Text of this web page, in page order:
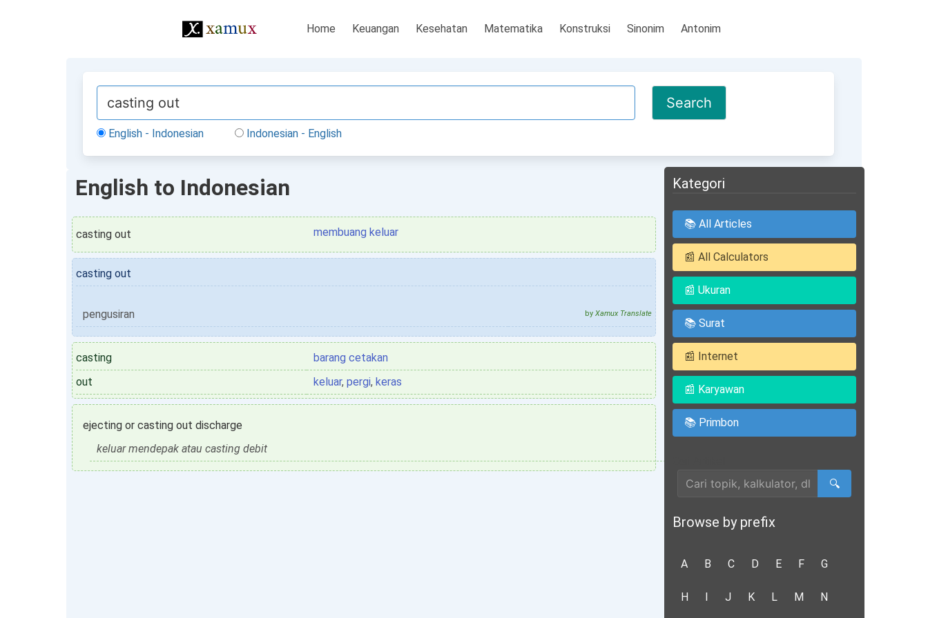
Home Keuangan Kesehatan Matematika Konstruksi Sinonim Antonim
English - Indonesian Indonesian - English
English to Indonesian
casting out membuang keluar
casting out
pengusiran by Xamux Translate
casting
barang cetakan
out
keluar, pergi, keras
ejecting or casting out discharge
keluar mendepak atau casting debit
Kategori
📚 All Articles
📰 All Calculators
📰 Ukuran
📚 Surat
📰 Internet
📰 Karyawan
📚 Primbon
🔍
Browse by prefix
A B C D E F G
H I J K L M N